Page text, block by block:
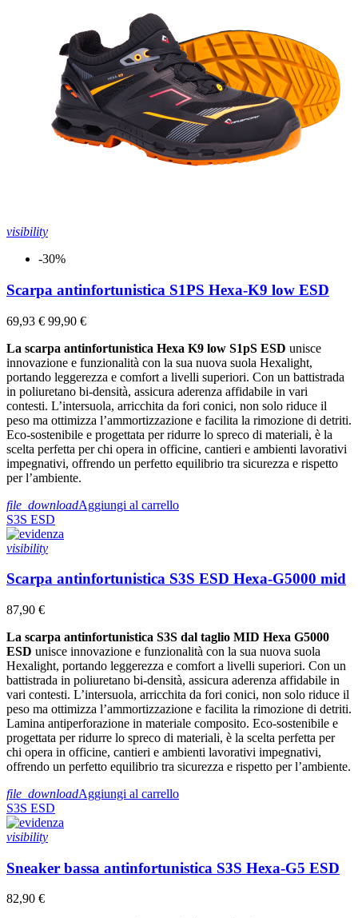
visibility
-30%
Scarpa antinfortunistica S1PS Hexa-K9 low ESD
69,93 € 99,90 €
La scarpa antinfortunistica Hexa K9 low S1pS ESD unisce
innovazione e funzionalità con la sua nuova suola Hexalight,
portando leggerezza e comfort a livelli superiori. Con un battistrada
in poliuretano bi-densità, assicura aderenza affidabile in vari
contesti. L’intersuola, arricchita da fori conici, non solo riduce il
peso ma ottimizza l’ammortizzazione e facilita la rimozione di detriti.
Eco-sostenibile e progettata per ridurre lo spreco di materiali, è la
scelta perfetta per chi opera in officine, cantieri e ambienti lavorativi
impegnativi, offrendo un perfetto equilibrio tra sicurezza e rispetto
per l’ambiente.
file_downloadAggiungi al carrello
S3S ESD
visibility
Scarpa antinfortunistica S3S ESD Hexa-G5000 mid
87,90 €
La scarpa antinfortunistica S3S dal taglio MID Hexa G5000
ESD unisce innovazione e funzionalità con la sua nuova suola
Hexalight, portando leggerezza e comfort a livelli superiori. Con un
battistrada in poliuretano bi-densità, assicura aderenza affidabile in
vari contesti. L’intersuola, arricchita da fori conici, non solo riduce il
peso ma ottimizza l’ammortizzazione e facilita la rimozione di detriti.
Lamina antiperforazione in materiale composito. Eco-sostenibile e
progettata per ridurre lo spreco di materiali, è la scelta perfetta per
chi opera in officine, cantieri e ambienti lavorativi impegnativi,
offrendo un perfetto equilibrio tra sicurezza e rispetto per l’ambiente.
file_downloadAggiungi al carrello
S3S ESD
visibility
Sneaker bassa antinfortunistica S3S Hexa-G5 ESD
82,90 €